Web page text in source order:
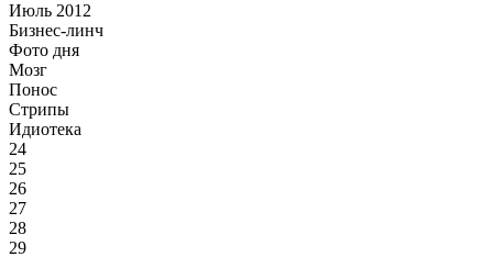
Июль 2012
Бизнес-линч
Фото дня
Мозг
Понос
Стрипы
Идиотека
24
25
26
27
28
29